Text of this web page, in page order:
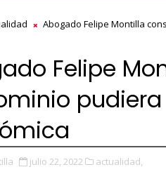
Abogado Felipe Montilla
Felipe
julio 22, 2022 actualidad,